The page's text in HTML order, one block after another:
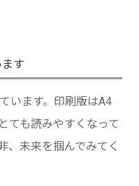
す
います。印刷版はA4
ても読みやすくなって
、未来を掴んでみてく